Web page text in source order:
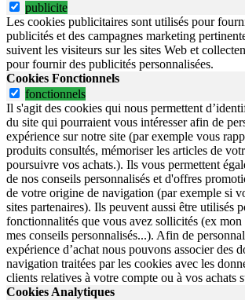
publicite
Les cookies publicitaires sont utilisés pour
publicités et des campagnes marketing
suivent les visiteurs sur les sites Web et
pour fournir des publicités personnalisées.
Cookies Fonctionnels
fonctionnels
Il s'agit des cookies qui nous permettent
du site qui pourraient vous intéresser afin de
expérience sur notre site (par exemple vous
produits consultés, mémoriser les articles de
poursuivre vos achats.). Ils vous permettent
de nos conseils personnalisés et d'offres
de votre origine de navigation (par exemple si
sites partenaires). Ils peuvent aussi être utilisés
fonctionnalités que vous avez sollicités (ex mon
mes conseils personnalisés...). Afin de
expérience d’achat nous pouvons associer des
navigation traitées par les cookies avec les
clients relatives à votre compte ou à vos achats
Cookies Analytiques